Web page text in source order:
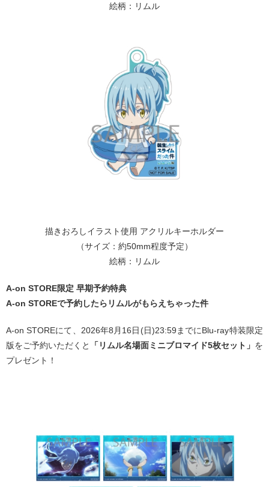
絵柄：リムル
描きおろしイラスト使用 アクリルキーホルダー
（サイズ：約50mm程度予定）
絵柄：リムル
A-on STORE限定 早期予約特典
A-on STOREで予約したらリムルがもらえちゃった件
A-on STOREにて、2026年8月16日(日)23:59までにBlu-ray特装限定
版をご予約いただくと
「リムル名場面ミニブロマイド5枚セット」 を
プレゼント！